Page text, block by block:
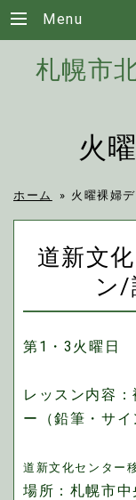
Menu
札幌市
火
ホーム » 火曜裸婦
道新文
ン/
第1・3火曜
レッスン内容
ー（鉛筆・サイ
道新文化センター
場所：札幌市